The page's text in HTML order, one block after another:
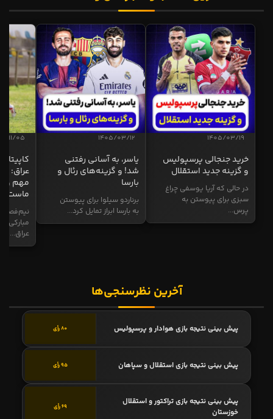
1405/03/19
خرید جنجالی پرسپولیس
و گزینه جدید استقلال
در حالی که آریا یوسفی چراغ
سبزی برای پیوستن به
پرس...
1405/03/12
یاسر، به آسانی رفتنی
شد! و گزینه‌های رئال و
بارسا
برناردو سیلوا برای پیوستن
به بارسا ابراز تمایل کرد...
11/05
عراق:
مهم و
ماست
نیم‌فصل
مبارکی
عراق...
آخرین نظرسنجی‌ها
پیش بینی نتیجه بازی هوادار و پرسپولیس 80 رأی
پیش بینی نتیجه بازی استقلال و سپاهان 95 رأی
پیش بینی نتیجه بازی تراکتور و استقلال
خوزستان
69 رأی